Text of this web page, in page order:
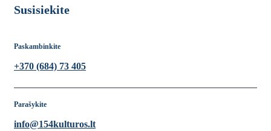
Susisiekite
Paskambinkite
+370 (684) 73 405
Parašykite
info@154kulturos.lt